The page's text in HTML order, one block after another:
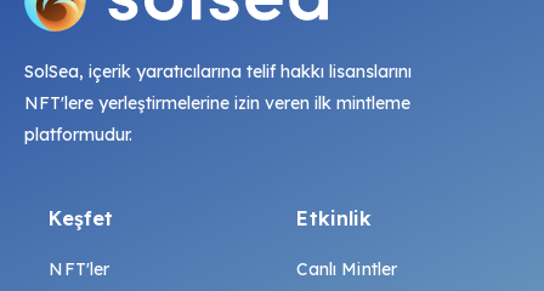
SolSea, içerik yaratıcılarına telif hakkı lisanslarını
NFT'lere yerleştirmelerine izin veren ilk mintleme
platformudur.
Keşfet
NFT'ler
Etkinlik
Canlı Mintler